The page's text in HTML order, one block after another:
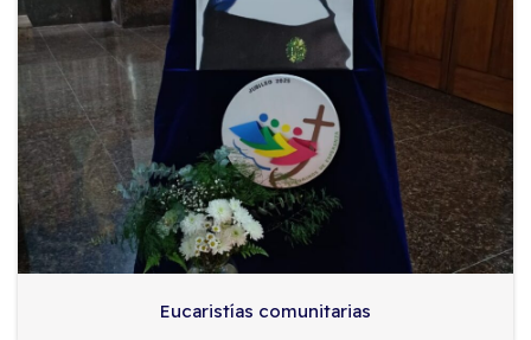
Eucaristías comunitarias